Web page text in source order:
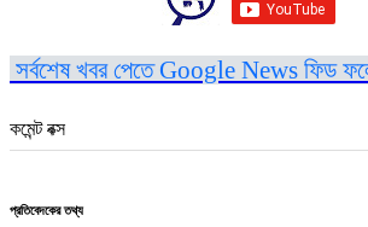
সর্বশেষ খবর পেতে Google News ফিড
কমেন্ট বক্স
প্রতিবেদকের তথ্য